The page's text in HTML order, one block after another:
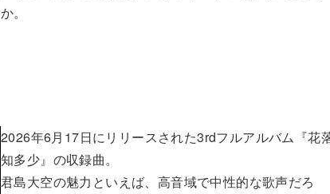
か。
2026年6月17日にリリースされた3rdフルアルバム『花
知多少』の収録曲。
君島大空の魅力といえば、高音域で中性的な歌声だろ